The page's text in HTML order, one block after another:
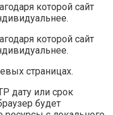
которой сайт
которой сайт
страницах.
дату или срок
будет